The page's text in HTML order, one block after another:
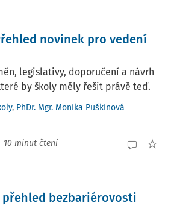
novinek pro vedení
legislativy, doporučení a návrh
by školy měly řešit právě teď.
, PhDr. Mgr. Monika Puškinová
10 minut čtení
bezbariérovosti